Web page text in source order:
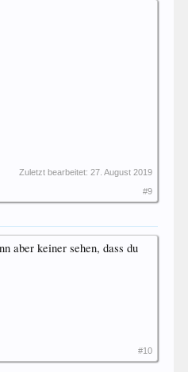
Zuletzt bearbeitet: 27. August 2019
#9
aber keiner sehen, dass du
#10